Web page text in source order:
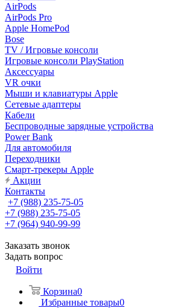
AirPods
AirPods Pro
Apple HomePod
Bose
TV / Игровые консоли
Игровые консоли PlayStation
Аксессуары
VR очки
Мыши и клавиатуры Apple
Сетевые адаптеры
Кабели
Беспроводные зарядные устройства
Power Bank
Для автомобиля
Переходники
Смарт-трекеры Apple
Акции
Контакты
+7 (988) 235-75-05
+7 (988) 235-75-05
+7 (964) 940-99-99
Заказать звонок
Задать вопрос
Войти
Корзина0
Избранные товары0